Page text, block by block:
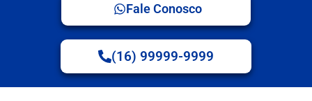
Fale Conosco
(16) 99999-9999